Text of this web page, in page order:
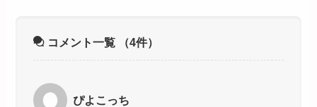
コメント一覧 （4件）
ぴよこっち